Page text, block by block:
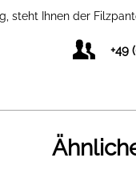
steht Ihnen der
+49